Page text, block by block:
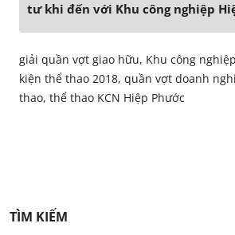
TÌM KIẾM
tư khi đến với Khu công nghiệp
giải quần vợt giao hữu, Khu công
kiện thể thao 2018, quần vợt doanh
thao, thể thao KCN Hiệp Phước